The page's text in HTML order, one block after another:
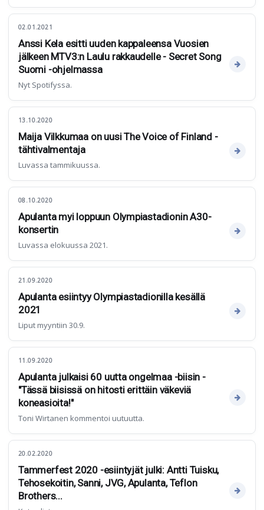
02.01.2021
Anssi Kela esitti uuden kappaleensa Vuosien
jälkeen MTV3:n Laulu rakkaudelle - Secret Song
Suomi -ohjelmassa
Nyt Spotifyssa.
13.10.2020
Maija Vilkkumaa on uusi The Voice of Finland -
tähtivalmentaja
Luvassa tammikuussa.
08.10.2020
Apulanta myi loppuun Olympiastadionin A30-
konsertin
Luvassa elokuussa 2021.
21.09.2020
Apulanta esiintyy Olympiastadionilla kesällä
2021
Liput myyntiin 30.9.
11.09.2020
Apulanta julkaisi 60 uutta ongelmaa -biisin -
"Tässä biisissä on hitosti erittäin väkeviä
koneasioita!"
Toni Wirtanen kommentoi uutuutta.
20.02.2020
Tammerfest 2020 -esiintyjät julki: Antti Tuisku,
Tehosekoitin, Sanni, JVG, Apulanta, Teflon
Brothers...